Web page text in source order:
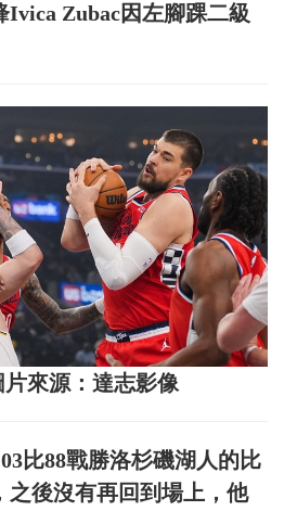
Ivica Zubac因左腳踝二級
來源：達志影像
比88戰勝洛杉磯湖人的比
之後沒有再回到場上，他